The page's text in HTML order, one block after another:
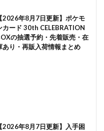
【2026年8月7日更新】ポケモ
カード 30th CELEBRATION
の抽選予約・先着販売・在
あり・再販入荷情報まとめ
【2026年8月7日更新】入手困